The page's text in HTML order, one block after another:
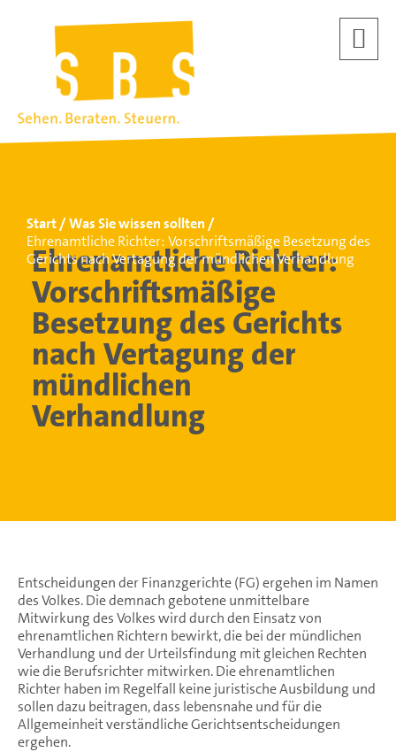
Start
Was Sie wissen sollten
Ehrenamtliche Richter: Vorschriftsmäßige Besetzung des
Gerichts nach Vertagung der mündlichen Verhandlung
Ehrenamtliche Richter:
Vorschriftsmäßige
Besetzung des Gerichts
nach Vertagung der
mündlichen
Verhandlung
Entscheidungen der Finanzgerichte (FG) ergehen im Namen
des Volkes. Die demnach gebotene unmittelbare
Mitwirkung des Volkes wird durch den Einsatz von
ehrenamtlichen Richtern bewirkt, die bei der mündlichen
Verhandlung und der Urteilsfindung mit gleichen Rechten
wie die Berufsrichter mitwirken. Die ehrenamtlichen
Richter haben im Regelfall keine juristische Ausbildung und
sollen dazu beitragen, dass lebensnahe und für die
Allgemeinheit verständliche Gerichtsentscheidungen
ergehen.